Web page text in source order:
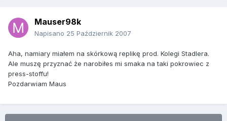
Mauser98k
Napisano 25 Październik 2007
Aha, namiary miałem na skórkową replikę prod. Kolegi Stadlera.
Ale muszę przyznać że narobiłes mi smaka na taki pokrowiec z
press-stoffu!
Pozdarwiam Maus